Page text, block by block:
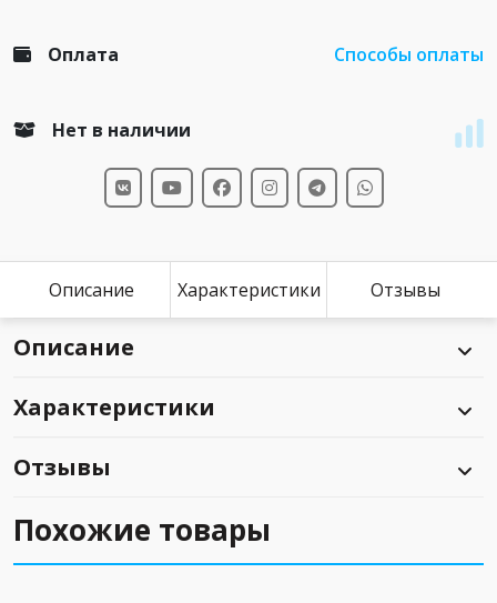
Оплата Способы оплаты
Нет в наличии
Описание Характеристики Отзывы
Описание
Характеристики
Отзывы
Похожие товары